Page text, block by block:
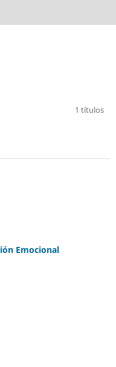
1 títulos
Emocional